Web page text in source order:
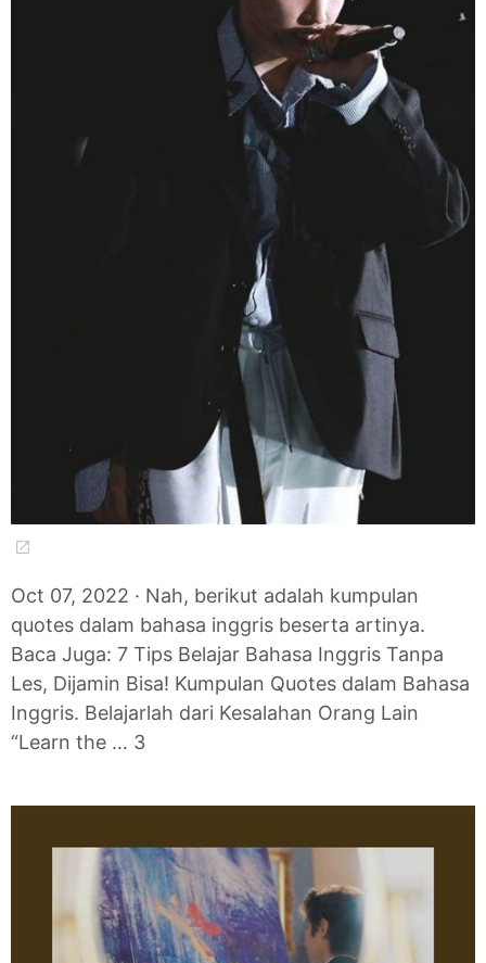
Oct 07, 2022 · Nah, berikut adalah kumpulan
quotes dalam bahasa inggris beserta artinya.
Baca Juga: 7 Tips Belajar Bahasa Inggris Tanpa
Les, Dijamin Bisa! Kumpulan Quotes dalam Bahasa
Inggris. Belajarlah dari Kesalahan Orang Lain
“Learn the … 3